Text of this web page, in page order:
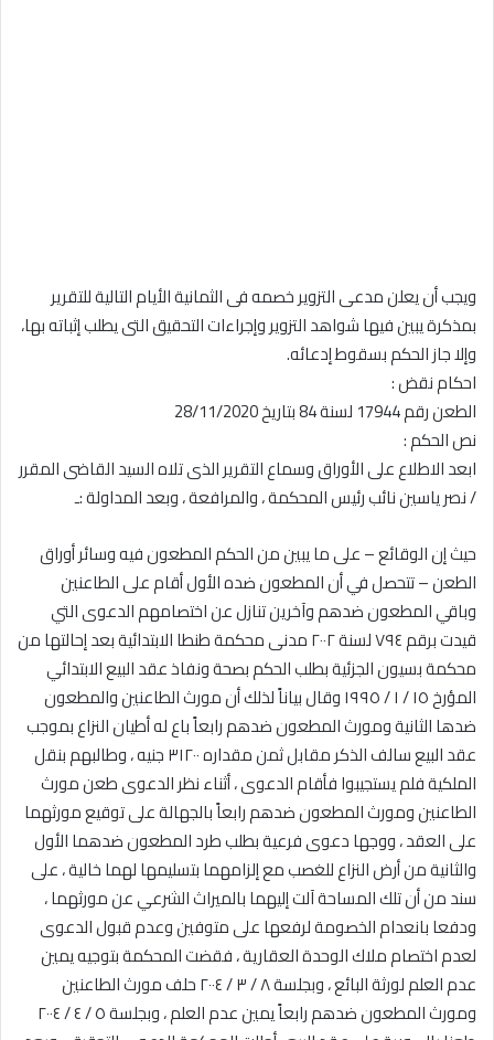
ويجب أن يعلن مدعى التزوير خصمه فى الثمانية الأيام التالية للتقرير
بمذكرة يبين فيها شواهد التزوير وإجراءات التحقيق التى يطلب إثباته بها،
وإلا جاز الحكم بسقوط إدعائه.
احكام نقض :
الطعن رقم 17944 لسنة 84 بتاريخ 28/11/2020
نص الحكم :
ابعد الاطلاع على الأوراق وسماع التقرير الذى تلاه السيد القاضى المقرر
/ نصر ياسين نائب رئيس المحكمة ، والمرافعة ، وبعد المداولة :ـ
حيث إن الوقائع – على ما يبين من الحكم المطعون فيه وسائر أوراق
الطعن – تتحصل في أن المطعون ضده الأول أقام على الطاعنين
وباقي المطعون ضدهم وآخرين تنازل عن اختصامهم الدعوى التي
قيدت برقم ٧٩٤ لسنة ٢٠٠٢ مدنى محكمة طنطا الابتدائية بعد إحالتها من
محكمة بسيون الجزئية بطلب الحكم بصحة ونفاذ عقد البيع الابتدائي
المؤرخ ١٥ / ١ / ١٩٩٥ وقال بياناً لذلك أن مورث الطاعنين والمطعون
ضدها الثانية ومورث المطعون ضدهم رابعاً باع له أطيان النزاع بموجب
عقد البيع سالف الذكر مقابل ثمن مقداره ٣١٢٠٠ جنيه ، وطالبهم بنقل
الملكية فلم يستجيبوا فأقام الدعوى ، أثناء نظر الدعوى طعن مورث
الطاعنين ومورث المطعون ضدهم رابعاً بالجهالة على توقيع مورثهما
على العقد ، ووجها دعوى فرعية بطلب طرد المطعون ضدهما الأول
والثانية من أرض النزاع للغصب مع إلزامهما بتسليمها لهما خالية ، على
سند من أن تلك المساحة آلت إليهما بالميراث الشرعي عن مورثهما ،
ودفعا بانعدام الخصومة لرفعها على متوفين وعدم قبول الدعوى
لعدم اختصام ملاك الوحدة العقارية ، فقضت المحكمة بتوجيه يمين
عدم العلم لورثة البائع ، وبجلسة ٨ / ٣ / ٢٠٠٤ حلف مورث الطاعنين
ومورث المطعون ضدهم رابعاً يمين عدم العلم ، وبجلسة ٥ / ٤ / ٢٠٠٤